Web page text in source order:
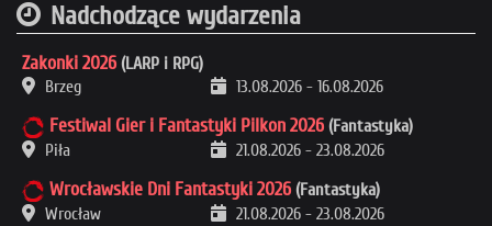
Nadchodzące wydarzenia
Zakonki 2026 (LARP i RPG)
Brzeg
13.08.2026 - 16.08.2026
Festiwal Gier i Fantastyki Pilkon 2026 (Fantastyka)
Piła
21.08.2026 - 23.08.2026
Wrocławskie Dni Fantastyki 2026 (Fantastyka)
Wrocław
21.08.2026 - 23.08.2026